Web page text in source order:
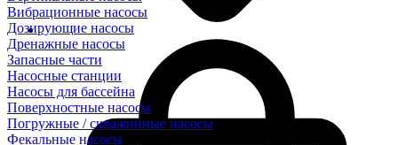
Вибрационные насосы
Дозирующие насосы
Дренажные насосы
Запасные части
Насосные станции
Насосы для бассейна
Поверхностные насосы
Погружные / скважинные насосы
Фекальные насосы